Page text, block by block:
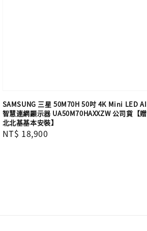
SAMSUNG 三星 50M70H 50吋 4K Mini LED AI
智慧連網顯示器 UA50M70HAXXZW 公司貨【贈
北北基基本安裝】
Regular
NT$ 18,900